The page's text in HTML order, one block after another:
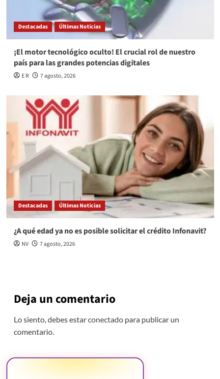
Destacadas Últimas Noticias
¡El motor tecnológico oculto! El crucial rol de nuestro
país para las grandes potencias digitales
E R 7 agosto, 2026
Destacadas Últimas Noticias
¿A qué edad ya no es posible solicitar el crédito Infonavit?
NV 7 agosto, 2026
Deja un comentario
Lo siento, debes estarconectadopara publicar un
comentario.